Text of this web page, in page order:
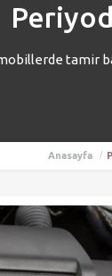
tamir
Anasayfa